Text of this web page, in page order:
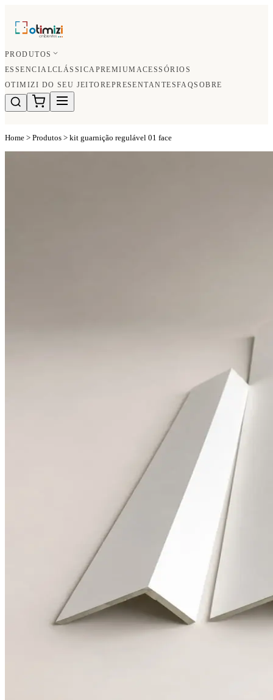
PRODUTOS
ESSENCIALCLÁSSICAPREMIUM ACESSÓRIOS
OTIMIZI DO SEU JEITOREPRESENTANTESFAQSOBRE
Home > Produtos > kit guarnição regulável 01 face